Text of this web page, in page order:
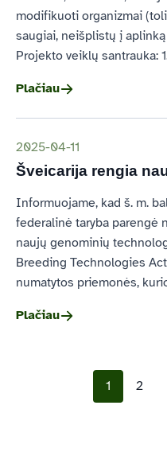
modifikuoti organizmai
saugiai, neišplistų į
Projekto veiklų santrauka:
Plačiau
2025-04-11
Šveicarija rengia
Informuojame, kad š. m.
federalinė taryba parengė
naujų genominių
Breeding Technologies
numatytos priemonės,
Plačiau
1 2